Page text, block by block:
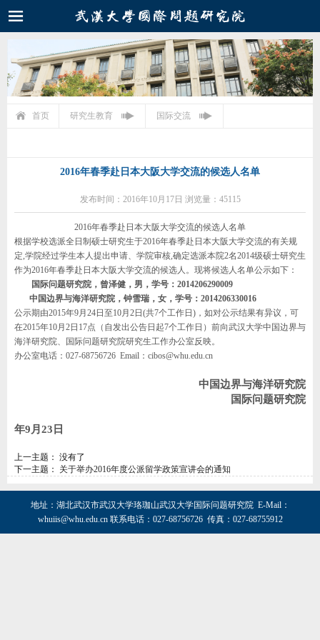
首页 研究生教育 国际交流
2016年春季赴日本大阪大学交流的候选人名单
发布时间：2016年10月17日 浏览量：45115
2016年春季赴日本大阪大学交流的候选人名单
根据学校选派全日制硕士研究生于2016年春季赴日本大阪大学交流的有关规
定,学院经过学生本人提出申请、学院审核,确定选派本院2名2014级硕士研究生
作为2016年春季赴日本大阪大学交流的候选人。现将候选人名单公示如下：
国际问题研究院，曾泽健，男，学号：2014206290009
中国边界与海洋研究院，钟雪瑞，女，学号：2014206330016
公示期由2015年9月24日至10月2日(共7个工作日)，如对公示结果有异议，可
在2015年10月2日17点（自发出公告日起7个工作日）前向武汉大学中国边界与
海洋研究院、国际问题研究院研究生工作办公室反映。
办公室电话：027-68756726 Email：cibos@whu.edu.cn
中国边界与海洋研究院
国际问题研究院
年9 月 23 日
上一主题： 没有了
下一主题： 关于举办2016年度公派留学政策宣讲会的通知
地址：湖北武汉市武汉大学珞珈山武汉大学国际问题研究院 E-Mail：
whuiis@whu.edu.cn 联系电话：027-68756726 传真：027-68755912